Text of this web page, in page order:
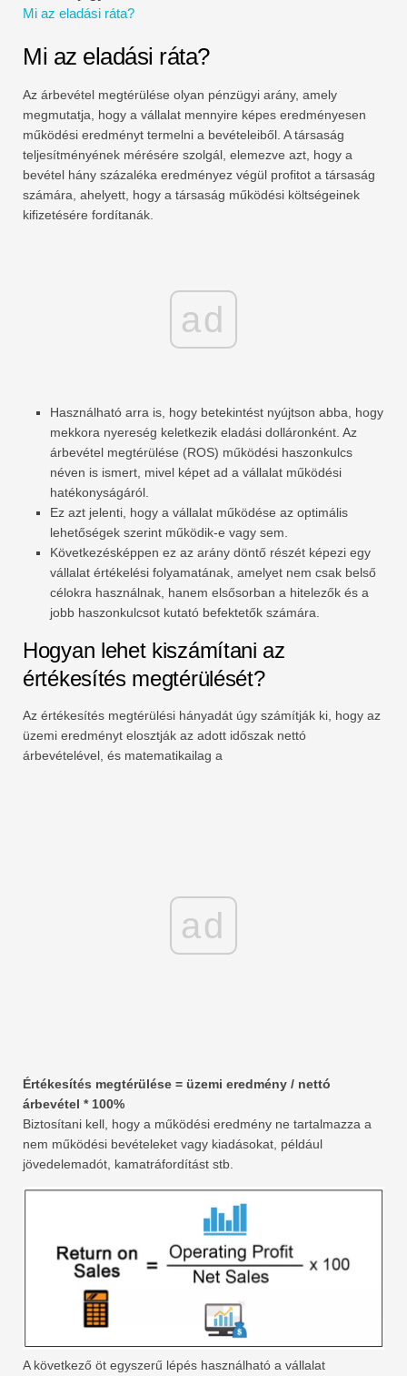
Pénzügyi modellezési oktatóanyagok
Teljes alak
Kockázatkezelési oktatóanyagok
Mi az eladási ráta?
Mi az eladási ráta?
Az árbevétel megtérülése olyan pénzügyi arány, amely
megmutatja, hogy a vállalat mennyire képes eredményesen
működési eredményt termelni a bevételeiből. A társaság
teljesítményének mérésére szolgál, elemezve azt, hogy a
bevétel hány százaléka eredményez végül profitot a társaság
számára, ahelyett, hogy a társaság működési költségeinek
kifizetésére fordítanák.
ad
Használható arra is, hogy betekintést nyújtson abba, hogy
mekkora nyereség keletkezik eladási dolláronként. Az
árbevétel megtérülése (ROS) működési haszonkulcs
néven is ismert, mivel képet ad a vállalat működési
hatékonyságáról.
Ez azt jelenti, hogy a vállalat működése az optimális
lehetőségek szerint működik-e vagy sem.
Következésképpen ez az arány döntő részét képezi egy
vállalat értékelési folyamatának, amelyet nem csak belső
célokra használnak, hanem elsősorban a hitelezők és a
jobb haszonkulcsot kutató befektetők számára.
Hogyan lehet kiszámítani az
értékesítés megtérülését?
Az értékesítés megtérülési hányadát úgy számítják ki, hogy az
üzemi eredményt elosztják az adott időszak nettó
árbevételével, és matematikailag a
ad
Értékesítés megtérülése = üzemi eredmény / nettó
árbevétel * 100%
Biztosítani kell, hogy a működési eredmény ne tartalmazza a
nem működési bevételeket vagy kiadásokat, például
jövedelemadót, kamatráfordítást stb.
A következő öt egyszerű lépés használható a vállalat